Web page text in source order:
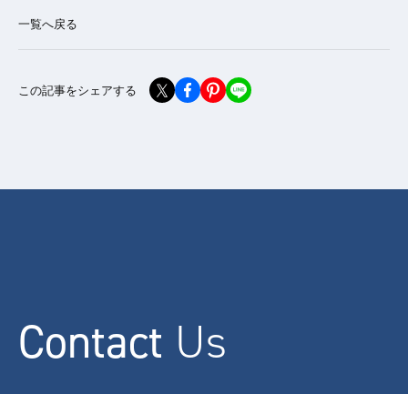
一覧へ戻る
この記事をシェアする
Contact Us